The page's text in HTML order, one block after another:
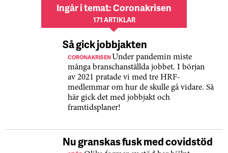
Ingår i temat: Coronakrisen
171 ARTIKLAR
Så gick jobbjakten
CORONAKRISEN Under pandemin miste
många branschanställda jobbet. I början
av 2021 pratade vi med tre HRF-
medlemmar om hur de skulle gå vidare. Så
här gick det med jobbjakt och
framtidsplaner!
Nu granskas fusk med covidstöd